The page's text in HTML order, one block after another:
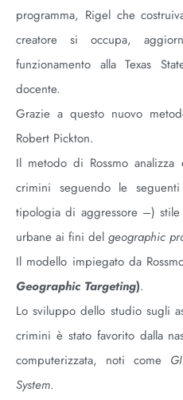
programma, Rigel che
creatore si occupa,
funzionamento alla Texas
docente.
Grazie a questo nuovo
Robert Pickton.
Il metodo di Rossmo
crimini seguendo le
tipologia di aggressore –)
urbane ai fini del geographic
Il modello impiegato da
Geographic Targeting).
Lo sviluppo dello studio sugli
crimini è stato favorito dalla
computerizzata, noti come
System.